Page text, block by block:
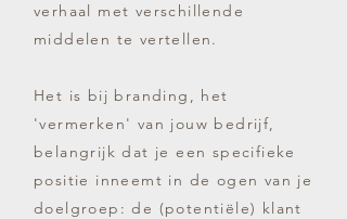
verhaal met verschillende
middelen te vertellen.
Het is bij branding, het
'vermerken' van jouw bedrijf,
belangrijk dat je een specifieke
positie inneemt in de ogen van je
doelgroep: de (potentiële) klant